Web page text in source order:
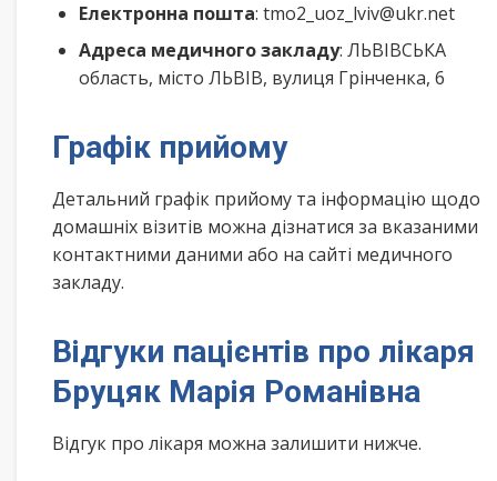
Електронна пошта: tmo2_uoz_lviv@ukr.net
Адреса медичного закладу: ЛЬВІВСЬКА
область, місто ЛЬВІВ, вулиця Грінченка, 6
Графік прийому
Детальний графік прийому та інформацію щодо
домашніх візитів можна дізнатися за вказаними
контактними даними або на сайті медичного
закладу.
Відгуки пацієнтів про лікаря
Бруцяк Марія Романівна
Відгук про лікаря можна залишити нижче.